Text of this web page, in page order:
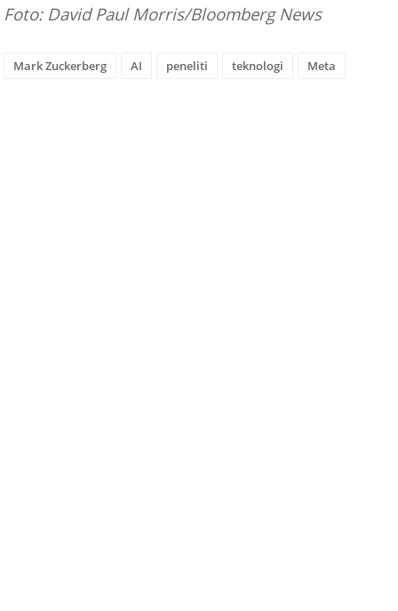
Foto: David Paul Morris/Bloomberg News
Mark Zuckerberg AI peneliti teknologi Meta